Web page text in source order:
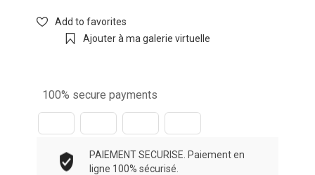
Add to favorites
Ajouter à ma galerie virtuelle
100% secure payments
PAIEMENT SECURISE. Paiement en
ligne 100% sécurisé.